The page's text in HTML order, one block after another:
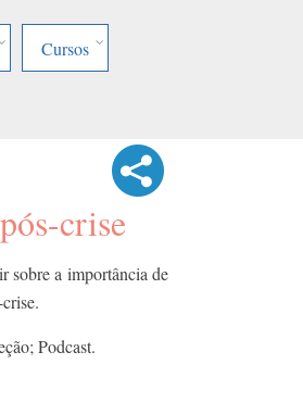
Cursos
crise
sobre a importância de
Podcast.